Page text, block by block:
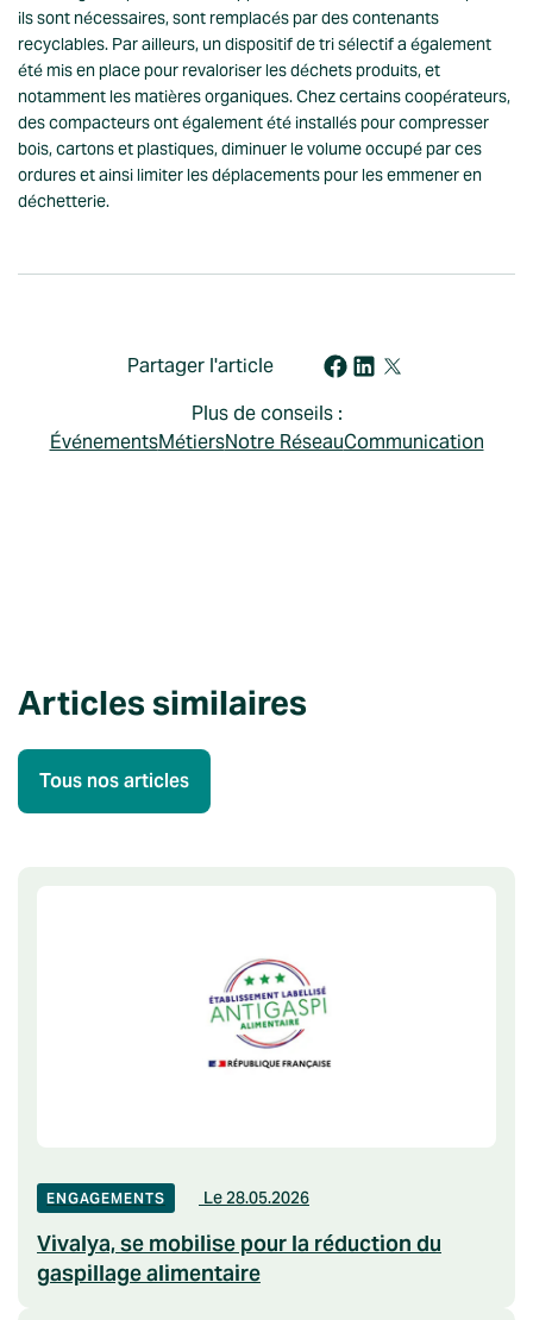
ils sont nécessaires, sont remplacés par des contenants
recyclables. Par ailleurs, un dispositif de tri sélectif a également
été mis en place pour revaloriser les déchets produits, et
notamment les matières organiques. Chez certains coopérateurs,
des compacteurs ont également été installés pour compresser
bois, cartons et plastiques, diminuer le volume occupé par ces
ordures et ainsi limiter les déplacements pour les emmener en
déchetterie.
Partager l'article
Plus de conseils :
ÉvénementsMétiersNotre RéseauCommunication
Articles similaires
Tous nos articles
ENGAGEMENTS Le 28.05.2026
Vivalya, se mobilise pour la réduction du
gaspillage alimentaire